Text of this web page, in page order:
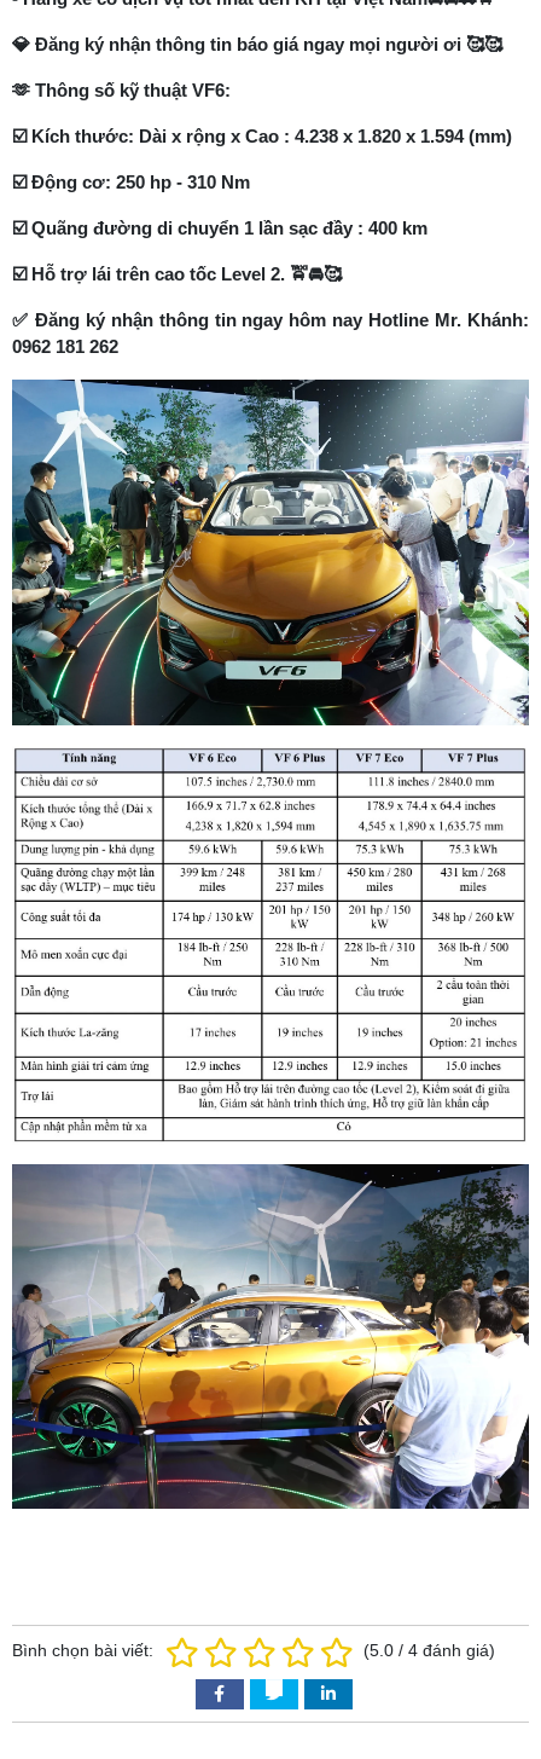
💎 Đăng ký nhận thông tin báo giá ngay mọi người ơi 🥰🥰
🫶 Thông số kỹ thuật VF6:
☑️ Kích thước: Dài x rộng x Cao : 4.238 x 1.820 x 1.594 (mm)
☑️ Động cơ: 250 hp - 310 Nm
☑️ Quãng đường di chuyển 1 lần sạc đầy : 400 km
☑️ Hỗ trợ lái trên cao tốc Level 2. 🚖🚘🥰
✅ Đăng ký nhận thông tin ngay hôm nay Hotline Mr. Khánh:
0962 181 262
Bình chọn bài viết: (5.0 / 4 đánh giá)